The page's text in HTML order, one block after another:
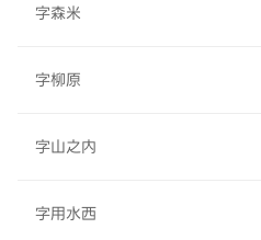
字森米
字柳原
字山之内
字用水西